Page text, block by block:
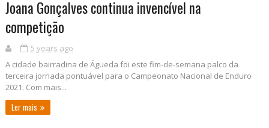
Joana Gonçalves continua invencível na
competição
5 years ago
A cidade bairradina de Águeda foi este fim-de-semana palco da
terceira jornada pontuável para o Campeonato Nacional de Enduro
2021. Com mais...
Ler mais